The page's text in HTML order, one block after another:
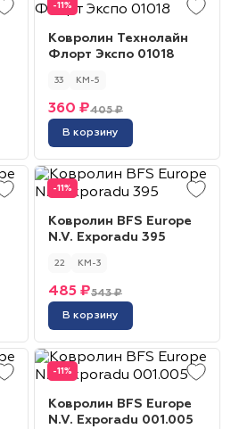
-11%
Ковролин Технолайн
Флорт Экспо 01018
33 КМ-5
405 ₽
360 ₽
В корзину
-11%
Ковролин BFS Europe
N.V. Exporadu 395
22 КМ-3
543 ₽
485 ₽
В корзину
-11%
Ковролин BFS Europe
N.V. Exporadu 001.005